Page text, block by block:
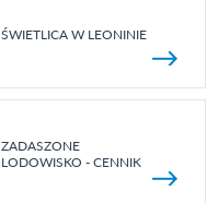
ŚWIETLICA W LEONINIE
ZADASZONE
LODOWISKO - CENNIK